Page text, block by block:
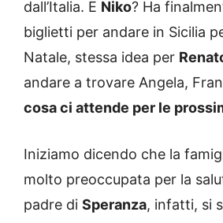
dall’Italia. E Niko? Ha
biglietti per andare in Sicilia
Natale, stessa idea per
andare a trovare Angela,
cosa ci attende per le
Iniziamo dicendo che la
molto preoccupata per la
padre di Speranza, infatti, si